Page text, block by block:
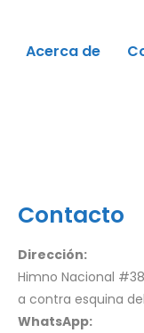
Acerca de
Contacto
Dirección:
Himno Nacional
a contra esquina
WhatsApp: